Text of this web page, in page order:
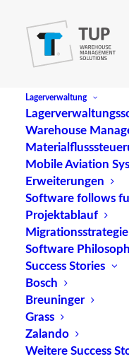
Lagerverwaltung
Warehouse
Mobile Aviation
Erweiterungen
Software follows
Projektablauf
Migrationsstrategie
Software
Success Stories
Bosch
Breuninger
Grass
Zalando
Weitere Success
TUP als
BVL